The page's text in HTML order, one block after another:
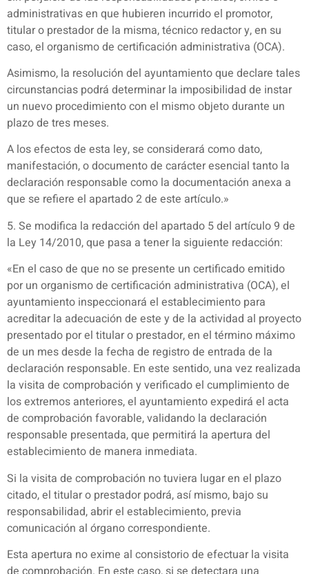
administrativas en que hubieren incurrido el promotor,
titular o prestador de la misma, técnico redactor y, en su
caso, el organismo de certificación administrativa (OCA).
Asimismo, la resolución del ayuntamiento que declare tales
circunstancias podrá determinar la imposibilidad de instar
un nuevo procedimiento con el mismo objeto durante un
plazo de tres meses.
A los efectos de esta ley, se considerará como dato,
manifestación, o documento de carácter esencial tanto la
declaración responsable como la documentación anexa a
que se refiere el apartado 2 de este artículo.»
5. Se modifica la redacción del apartado 5 del artículo 9 de
la Ley 14/2010, que pasa a tener la siguiente redacción:
«En el caso de que no se presente un certificado emitido
por un organismo de certificación administrativa (OCA), el
ayuntamiento inspeccionará el establecimiento para
acreditar la adecuación de este y de la actividad al proyecto
presentado por el titular o prestador, en el término máximo
de un mes desde la fecha de registro de entrada de la
declaración responsable. En este sentido, una vez realizada
la visita de comprobación y verificado el cumplimiento de
los extremos anteriores, el ayuntamiento expedirá el acta
de comprobación favorable, validando la declaración
responsable presentada, que permitirá la apertura del
establecimiento de manera inmediata.
Si la visita de comprobación no tuviera lugar en el plazo
citado, el titular o prestador podrá, así mismo, bajo su
responsabilidad, abrir el establecimiento, previa
comunicación al órgano correspondiente.
Esta apertura no exime al consistorio de efectuar la visita